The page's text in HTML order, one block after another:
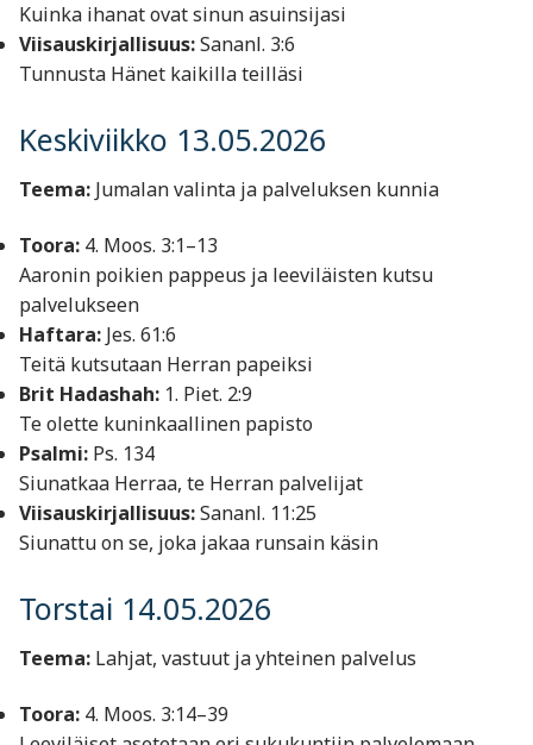
Kuinka ihanat ovat sinun asuinsijasi
Viisauskirjallisuus:Sananl. 3:6
Tunnusta Hänet kaikilla teilläsi
Keskiviikko 13.05.2026
Teema: Jumalan valinta ja palveluksen kunnia
Toora: 4. Moos. 3:1–13
Aaronin poikien pappeus ja leeviläisten kutsu
palvelukseen
Haftara: Jes. 61:6
Teitä kutsutaan Herran papeiksi
Brit Hadashah: 1. Piet. 2:9
Te olette kuninkaallinen papisto
Psalmi: Ps. 134
Siunatkaa Herraa, te Herran palvelijat
Viisauskirjallisuus:Sananl. 11:25
Siunattu on se, joka jakaa runsain käsin
Torstai 14.05.2026
Teema: Lahjat, vastuut ja yhteinen palvelus
Toora: 4. Moos. 3:14–39